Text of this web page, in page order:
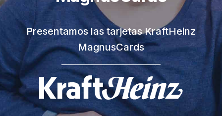
Presentamos las tarjetas KraftHeinz
MagnusCards